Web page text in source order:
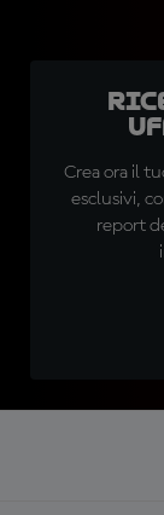
Crea ora il
esclusivi,
report